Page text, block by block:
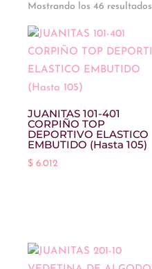
Mostrando los 46 resultados
JUANITAS 101-401
CORPIÑO TOP
DEPORTIVO ELASTICO
EMBUTIDO (Hasta 105)
$ 6.012